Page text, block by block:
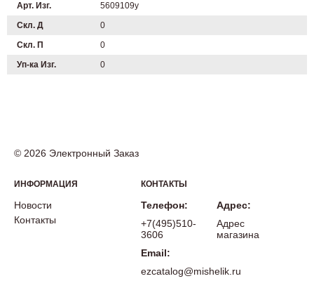
Арт. Изг.
5609109у
Скл. Д
0
Скл. П
0
Уп-ка Изг.
0
© 2026 Электронный Заказ
ИНФОРМАЦИЯ
Новости
Контакты
КОНТАКТЫ
Телефон:
+7(495)510-
3606
Email:
ezcatalog@mishelik.ru
Адрес:
Адрес
магазина